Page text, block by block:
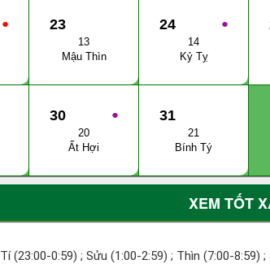
● 23
13
Mậu Thìn
●
24
14
Kỷ Tỵ
●
30
20
Ất Hợi
31
21
Bính Tý
XEM TỐT
Tí (23:00-0:59) ; Sửu (1:00-2:59) ; Thìn (7:00-8:59)